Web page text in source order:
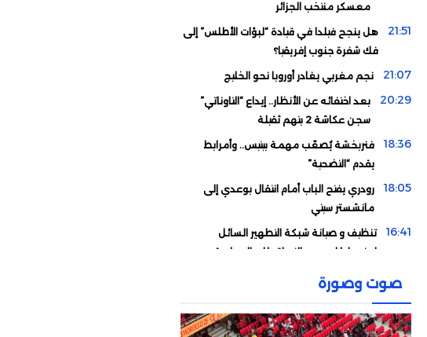
معسكر منتخب الجزائر
21:51
هل ينجح فيلدا في قيادة “لبؤات الأطلس” إلى
فك شفرة جنوب إفريقيا؟
21:07 نجم مغربي يغادر أوروبا نحو الخليج
20:29
بعد اختفائه عن الأنظار.. إيداع “التاوناتي”
سجن عكاشة 2 بتهم ثقيلة
18:36
فنربخشة يُصعّب مهمة بيتيس.. وأمرابط
يقدم “التضحية”
18:05
رودري يفتح الباب أمام انتقال بوعدي إلى
مانشستر سيتي
16:41
تنظيف و صيانة شبكة التطهير السائل
استعدادا لموسم التساقطات المطرية
البرتغال تحسم موقفها من الشراكة مع
المغرب في “مونديال 2030”
14:42 هولندي في قبضة أمن وجدة
صوت وصورة